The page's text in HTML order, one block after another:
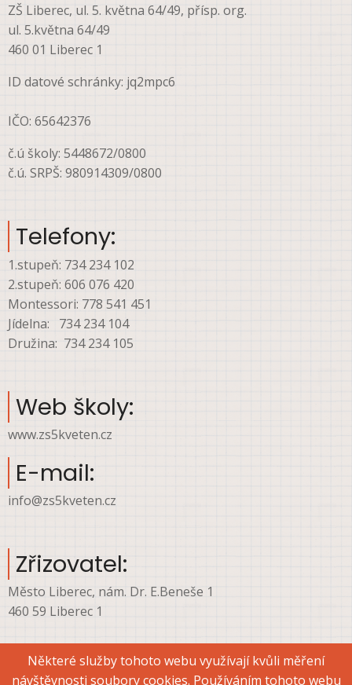
ZŠ Liberec, ul. 5. května 64/49, přísp. org.
ul. 5.května 64/49
460 01 Liberec 1
ID datové schránky: jq2mpc6
IČO: 65642376
č.ú školy: 5448672/0800
č.ú. SRPŠ: 980914309/0800
Telefony:
1.stupeň: 734 234 102
2.stupeň: 606 076 420
Montessori: 778 541 451
Jídelna: 734 234 104
Družina: 734 234 105
Web školy:
www.zs5kveten.cz
E-mail:
info@zs5kveten.cz
Zřizovatel:
Město Liberec, nám. Dr. E.Beneše 1
460 59 Liberec 1
Některé služby tohoto webu využívají kvůli měření
návštěvnosti soubory cookies. Používáním tohoto webu